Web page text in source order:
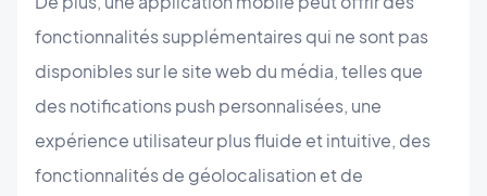
fonctionnalités supplémentaires qui ne sont pas
disponibles sur le site web du média, telles que
des notifications push personnalisées, une
expérience utilisateur plus fluide et intuitive, des
fonctionnalités de géolocalisation et de